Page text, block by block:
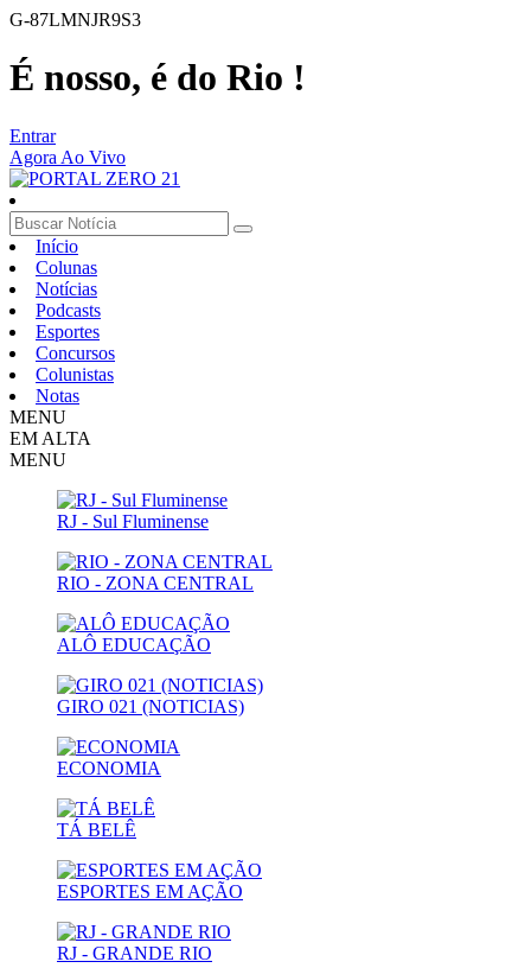
G-87LMNJR9S3
É nosso, é do Rio !
Entrar
Agora Ao Vivo
Início
Colunas
Notícias
Podcasts
Esportes
Concursos
Colunistas
Notas
MENU
EM ALTA
MENU
RJ - Sul Fluminense
RIO - ZONA CENTRAL
ALÔ EDUCAÇÃO
GIRO 021 (NOTICIAS)
ECONOMIA
TÁ BELÊ
ESPORTES EM AÇÃO
RJ - GRANDE RIO